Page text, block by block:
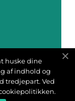
huske dine
af indhold og
tredjepart. Ved